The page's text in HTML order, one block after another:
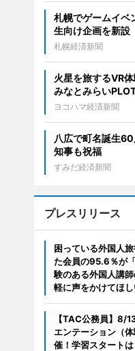
札幌でゲームイ
生向け企画を新設
札幌経済新聞
火星を旅するVR
みなとみらい
ヨコハマ経済新聞
八広で町名誕生
知事も祝福
すみだ経済新聞
プレスリリース
困っている外国人
た会員の95.6％が
験のある外国人講
軽に声をかけてほし
【TAC公務員】8/
エンテーション（
催！学習スタートは